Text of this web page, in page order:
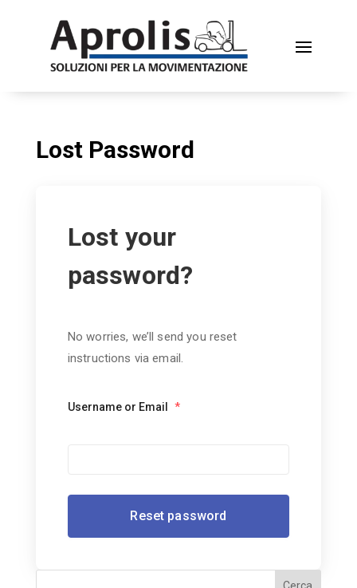
Lost Password
Lost your
password?
No worries, we’ll send you reset
instructions via email.
Username or Email *